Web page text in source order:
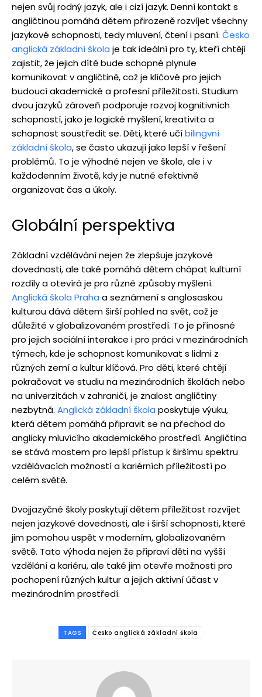
nejen svůj rodný jazyk, ale i cizí jazyk. Denní kontakt s
angličtinou pomáhá dětem přirozeně rozvíjet všechny
jazykové schopnosti, tedy mluvení, čtení i psaní. Česko
anglická základní škola je tak ideální pro ty, kteří chtějí
zajistit, že jejich dítě bude schopné plynule
komunikovat v angličtině, což je klíčové pro jejich
budoucí akademické a profesní příležitosti. Studium
dvou jazyků zároveň podporuje rozvoj kognitivních
schopností, jako je logické myšlení, kreativita a
schopnost soustředit se. Děti, které učíbilingvní
základní škola, se často ukazují jako lepší v řešení
problémů. To je výhodné nejen ve škole, ale i v
každodenním životě, kdy je nutné efektivně
organizovat čas a úkoly.
Globální perspektiva
Základní vzdělávání nejen že zlepšuje jazykové
dovednosti, ale také pomáhá dětem chápat kulturní
rozdíly a otevírá je pro různé způsoby myšlení.
Anglická škola Praha a seznámení s anglosaskou
kulturou dává dětem širší pohled na svět, což je
důležité v globalizovaném prostředí. To je přínosné
pro jejich sociální interakce i pro práci v mezinárodních
týmech, kde je schopnost komunikovat s lidmi z
různých zemí a kultur klíčová. Pro děti, které chtějí
pokračovat ve studiu na mezinárodních školách nebo
na univerzitách v zahraničí, je znalost angličtiny
nezbytná. Anglická základní škola poskytuje výuku,
která dětem pomáhá připravit se na přechod do
anglicky mluvícího akademického prostředí. Angličtina
se stává mostem pro lepší přístup k širšímu spektru
vzdělávacích možností a kariérních příležitostí po
celém světě.
Dvojjazyčné školy poskytují dětem příležitost rozvíjet
nejen jazykové dovednosti, ale i širší schopnosti, které
jim pomohou uspět v moderním, globalizovaném
světě. Tato výhoda nejen že připraví děti na vyšší
vzdělání a kariéru, ale také jim otevře možnosti pro
pochopení různých kultur a jejich aktivní účast v
mezinárodním prostředí.
TAGS Česko anglická základní škola